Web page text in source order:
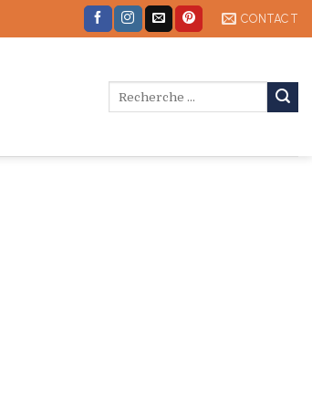
CONTACT